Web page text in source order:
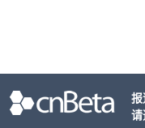
报
请